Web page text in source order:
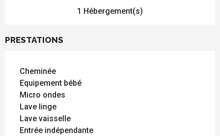
1 Hébergement(s)
PRESTATIONS
Cheminée
Equipement bébé
Micro ondes
Lave linge
Lave vaisselle
Entrée indépendante